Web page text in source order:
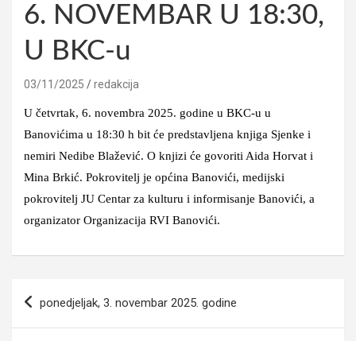
6. NOVEMBAR U 18:30,
U BKC-u
03/11/2025 redakcija
U četvrtak, 6. novembra 2025. godine u BKC-u u
Banovićima u 18:30 h bit će predstavljena knjiga Sjenke i
nemiri Nedibe Blažević. O knjizi će govoriti Aida Horvat i
Mina Brkić. Pokrovitelj je općina Banovići, medijski
pokrovitelj JU Centar za kulturu i informisanje Banovići, a
organizator Organizacija RVI Banovići.
članaka
ponedjeljak, 3. novembar 2025. godine